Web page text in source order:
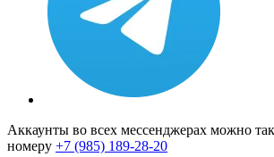
Аккаунты во всех мессенджерах можно
номеру +7 (985) 189-28-20